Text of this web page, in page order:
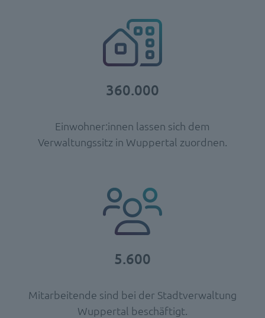
360.000
Einwohner:innen lassen sich dem
Verwaltungssitz in Wuppertal zuordnen.
5.600
Mitarbeitende sind bei der Stadtverwaltung
Wuppertal beschäftigt.